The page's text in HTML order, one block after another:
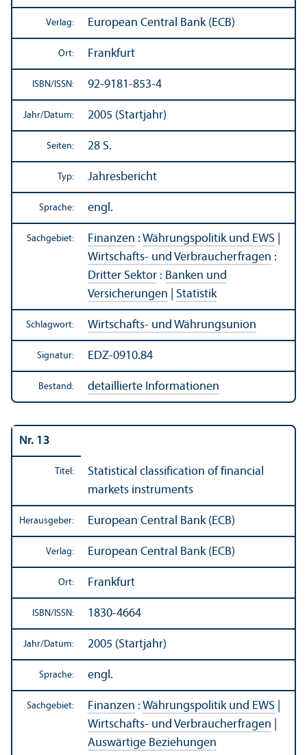
Verlag: European Central Bank (ECB)
Ort: Frankfurt
ISBN/ISSN: 92-9181-853-4
Jahr/Datum: 2005 (Startjahr)
Seiten: 28 S.
Typ: Jahresbericht
Sprache: engl.
Sachgebiet: Finanzen : Währungs­politik und EWS
Wirtschafts- und Verbraucherfragen :
Dritter Sektor : Banken und
Versicherungen
Statistik
Schlagwort: Wirtschafts- und Währungs­union
Signatur: EDZ-0910.84
Bestand: detaillierte Informationen
Nr. 13
Titel:
Statistical classification of financial
markets instruments
Herausgeber: European Central Bank (ECB)
Verlag: European Central Bank (ECB)
Ort: Frankfurt
ISBN/ISSN: 1830-4664
Jahr/Datum: 2005 (Startjahr)
Sprache: engl.
Sachgebiet: Finanzen : Währungs­politik und EWS
Wirtschafts- und Verbraucherfragen
Auswärtige Beziehungen